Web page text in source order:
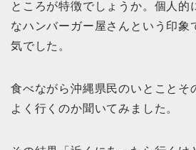
ところが特徴でしょうか。個人的
なハンバーガー屋さんという印象
気でした。
食べながら沖縄県民のいとことそ
よく行くのか聞いてみました。